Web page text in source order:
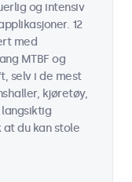
og intensiv
12
med
MTBF og
selv i de mest
kjøretøy,
du kan stole